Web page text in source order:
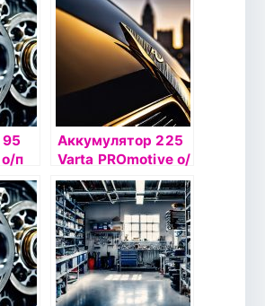
п
Аккумулятор 225
Varta PROmotive о/
п N9 (725 103)